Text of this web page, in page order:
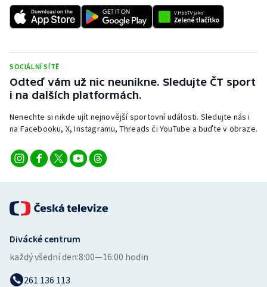
Stolní tenis
Veslování
Vodní slalom
Volejbal
Ostatní
SOCIÁLNÍ SÍTĚ
Odteď vám už nic neunikne. Sledujte ČT sport
i na dalších platformách.
Nenechte si nikde ujít nejnovější sportovní události. Sledujte nás i
na Facebooku, X, Instagramu, Threads či YouTube a buďte v obraze.
Divácké centrum
každý všední den:8:00—16:00 hodin
261 136 113